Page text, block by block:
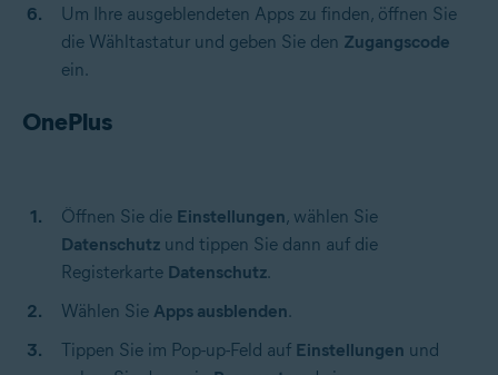
Um Ihre ausgeblendeten Apps zu finden, öffnen Sie
die Wähltastatur und geben Sie den Zugangscode
ein.
OnePlus
Öffnen Sie die Einstellungen, wählen Sie
Datenschutz und tippen Sie dann auf die
Registerkarte Datenschutz.
Wählen Sie Apps ausblenden.
Tippen Sie im Pop-up-Feld auf Einstellungen und